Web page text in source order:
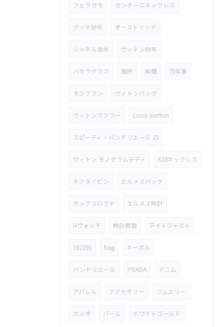
フェラガモ ガンチーニネックレス
グッチ財布 オーストリッチ
シャネル香水 ヴィトン財布
バカラグラス 銀杯 純銀 万年筆
モンブラン ヴィトンバッグ
ヴィトンマフラー Louis Vuitton
スピーディ・バンドリエール 25
ヴィトン モノグラムテディ K18ネックレス
ネクタイピン エルメスバッグ
サックコロラド エルメス時計
Hウォッチ 時計買取 デイトジャスト
16233G bag キーポル
バンドリエール PRADA デニム
アパレル アクセサリー ジュエリー
カメオ パール ホワイトゴールド